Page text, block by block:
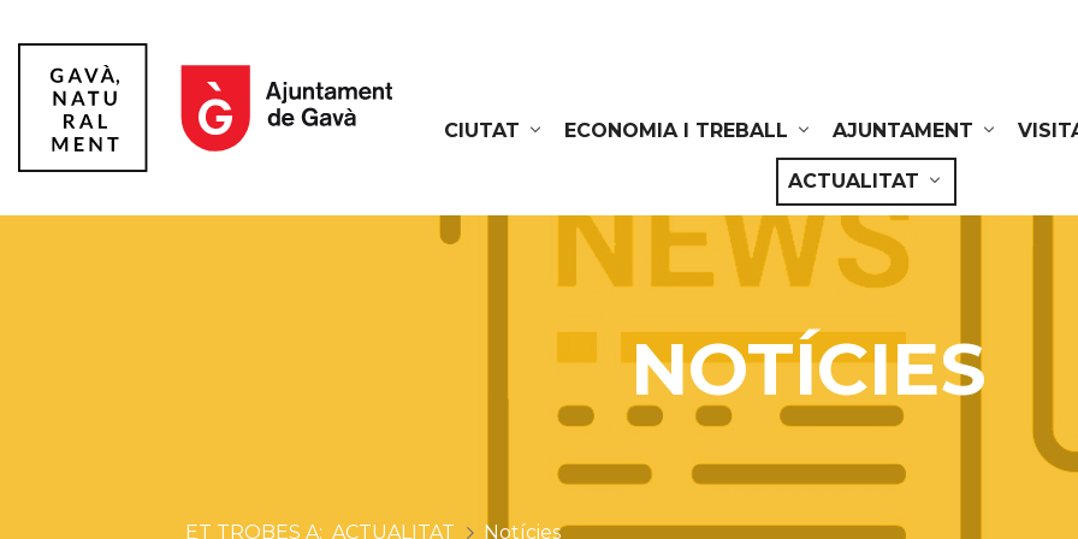
CIUTAT
ECONOMIA I TREBALL AJUNTAMENT
ACTUALITAT
NOTÍCIES
ACTUALITAT Notícies